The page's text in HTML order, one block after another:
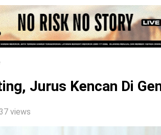
LOGIN
Jurus Kencan Di
views